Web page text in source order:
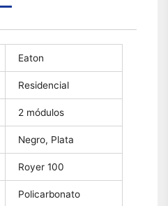
Eaton
Residencial
2 módulos
Negro, Plata
Royer 100
Policarbonato